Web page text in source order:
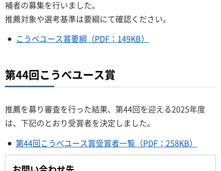
補者の募集を行いました。
推薦対象や選考基準は要綱にて確認ください。
こうべユース賞要綱（PDF：149KB）
第44回こうべユース賞
推薦を募り審査を行った結果、第44回を迎える2025年度
は、下記のとおり受賞者を決定しました。
第44回こうべユース賞受賞者一覧（PDF：258KB）